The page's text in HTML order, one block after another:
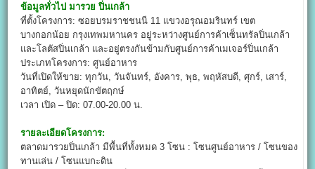
ข้อมูลทั่วไป มารวย ปิ่นเกล้า
ที่ตั้งโครงการ: ซอยบรมราชชนนี 11 แขวงอรุณอมรินทร์ เขต
บางกอกน้อย กรุงเทพมหานคร อยู่ระหว่างศูนย์การค้าเซ็นทรัลปิ่นเกล้า
และโลตัสปิ่นเกล้า และอยู่ตรงกันข้ามกับศูนย์การค้าเมเจอร์ปิ่นเกล้า
ประเภทโครงการ: ศูนย์อาหาร
วันที่เปิดให้ขาย: ทุกวัน, วันจันทร์, อังคาร, พุธ, พฤหัสบดี, ศุกร์, เสาร์,
อาทิตย์, วันหยุดนักขัตฤกษ์
เวลา เปิด – ปิด: 07.00-20.00 น.
รายละเอียดโครงการ:
ตลาดมารวยปิ่นเกล้า มีพื้นที่ทั้งหมด 3 โซน : โซนศูนย์อาหาร / โซนของ
ทานเล่น / โซนแบกะดิน